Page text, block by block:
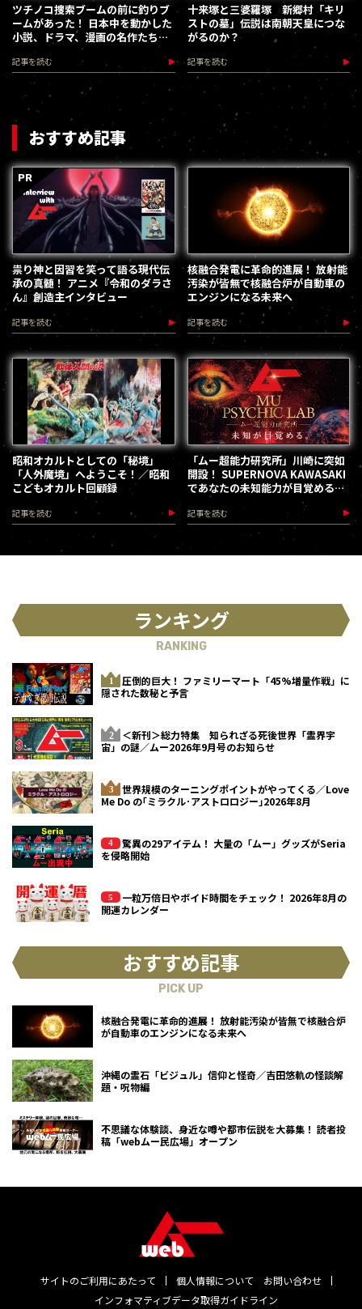
ツチノコ捜索ブームの前に釣りブ
ームがあった！ 日本中を動かした
小説、ドラマ、漫画の名作たち／
昭和こどもオカルト回顧録
記事を読む
十来塚と三婆羅塚 新郷村「キリ
ストの墓」伝説は南朝天皇につな
がるのか？
記事を読む
おすすめ記事
祟り神と因習を笑って語る現代伝
承の真髄！ アニメ『令和のダラさ
ん』創造主インタビュー
記事を読む
核融合発電に革命的進展！ 放射能
汚染が皆無で核融合炉が自動車の
エンジンになる未来へ
記事を読む
昭和オカルトとしての「秘境」
「人外魔境」へようこそ！／昭和
こどもオカルト回顧録
記事を読む
「ムー超能力研究所」川崎に突如
開設！ SUPERNOVA KAWASAKI
であなたの未知能力が目覚める
（2026.8.18-28）
記事を読む
ランキング
RANKING
圧倒的巨大！ ファミリーマート「45%増量作戦」に
隠された数秘と予言
＜新刊＞総力特集 知られざる死後世界「霊界宇
宙」の謎／ムー2026年9月号のお知らせ
世界規模のターニングポイントがやってくる／Love
Me Do の｢ミラクル･アストロロジー｣2026年8月
驚異の29アイテム！ 大量の「ムー」グッズがSeria
を侵略開始
一粒万倍日やボイド時間をチェック！ 2026年8月の
開運カレンダー
おすすめ記事
PICK UP
核融合発電に革命的進展！ 放射能汚染が皆無で核融合炉
が自動車のエンジンになる未来へ
沖縄の霊石「ビジュル」信仰と怪奇／吉田悠軌の怪談解
題・呪物編
不思議な体験談、身近な噂や都市伝説を大募集！ 読者投
稿「webムー民広場」オープン
サイトのご利用にあたって 個人情報について
お問い合わせ
インフォマティブデータ取得ガイドライン